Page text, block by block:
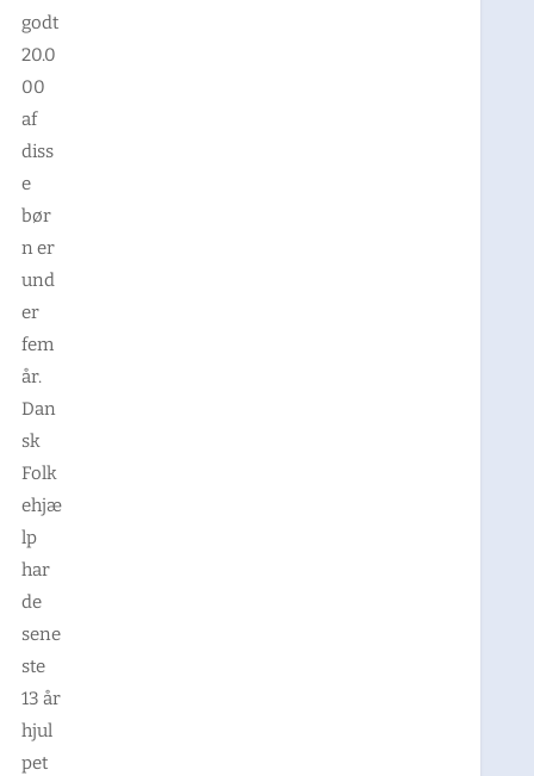
godt
20.0
00
af
diss
e
bør
n er
und
er
fem
år.
Dan
sk
Folk
ehjæ
lp
har
de
sene
ste
13 år
hjul
pet